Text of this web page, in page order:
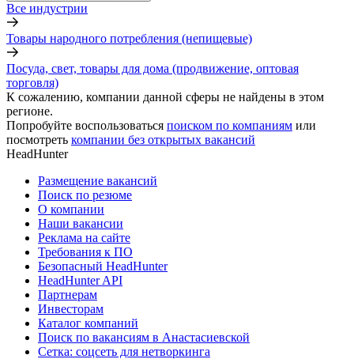
Все индустрии
Товары народного потребления (непищевые)
Посуда, свет, товары для дома (продвижение, оптовая
торговля)
К сожалению, компании данной сферы не найдены в этом
регионе.
Попробуйте воспользоваться поиском по компаниям или
посмотреть компании без открытых вакансий
HeadHunter
Размещение вакансий
Поиск по резюме
О компании
Наши вакансии
Реклама на сайте
Требования к ПО
Безопасный HeadHunter
HeadHunter API
Партнерам
Инвесторам
Каталог компаний
Поиск по вакансиям в Анастасиевской
Сетка: соцсеть для нетворкинга